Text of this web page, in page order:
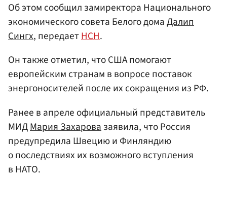
Об этом сообщил замиректора Национального
экономического совета Белого домаДалип
Сингх, передаетНСН.
Он также отметил, что США помогают
европейским странам в вопросе поставок
энергоносителей после их сокращения из РФ.
Ранее в апреле официальный представитель
МИДМария Захарова заявила, что Россия
предупредила Швецию и Финляндию
о последствиях их возможного вступления
в НАТО.